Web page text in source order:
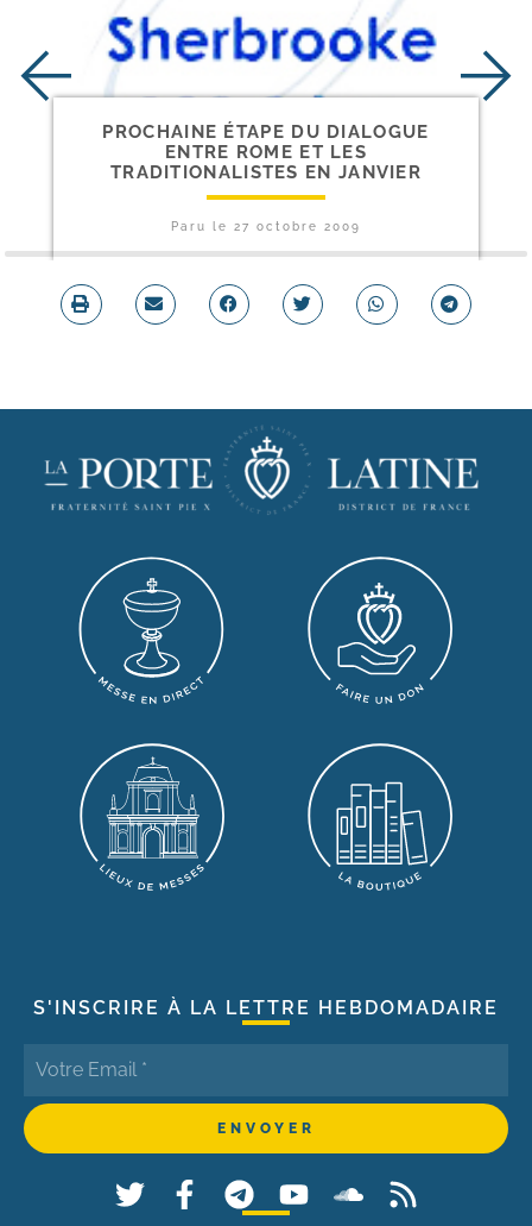
PROCHAINE ÉTAPE DU DIALOGUE
ENTRE ROME ET LES
TRADITIONALISTES EN JANVIER
Paru le 27 octobre 2009
S'INSCRIRE À LA LETTRE HEBDOMADAIRE